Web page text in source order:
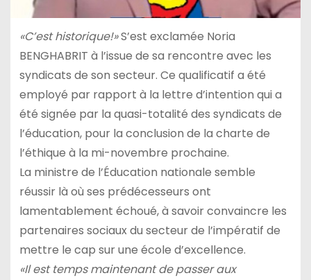
«C’est historique!»S’est exclamée Noria
BENGHABRIT à l’issue de sa rencontre avec les
syndicats de son secteur. Ce qualificatif a été
employé par rapport à la lettre d’intention qui a
été signée par la quasi-totalité des syndicats de
l’éducation, pour la conclusion de la charte de
l’éthique à la mi-novembre prochaine.
La ministre de l’Éducation nationale semble
réussir là où ses prédécesseurs ont
lamentablement échoué, à savoir convaincre les
partenaires sociaux du secteur de l’impératif de
mettre le cap sur une école d’excellence.
«Il est temps maintenant de passer aux